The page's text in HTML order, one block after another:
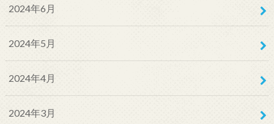
2024年6月
2024年5月
2024年4月
2024年3月